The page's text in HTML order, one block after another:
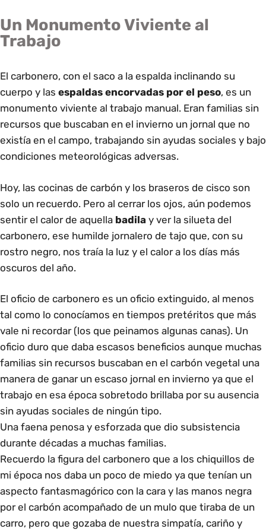
Un Monumento Viviente al
Trabajo
El carbonero, con el saco a la espalda inclinando su
cuerpo y las espaldas encorvadas por el peso, es un
monumento viviente al trabajo manual. Eran familias sin
recursos que buscaban en el invierno un jornal que no
existía en el campo, trabajando sin ayudas sociales y bajo
condiciones meteorológicas adversas.
Hoy, las cocinas de carbón y los braseros de cisco son
solo un recuerdo. Pero al cerrar los ojos, aún podemos
sentir el calor de aquella badila y ver la silueta del
carbonero, ese humilde jornalero de tajo que, con su
rostro negro, nos traía la luz y el calor a los días más
oscuros del año.
El oficio de carbonero es un oficio extinguido, al menos
tal como lo conocíamos en tiempos pretéritos que más
vale ni recordar (los que peinamos algunas canas). Un
oficio duro que daba escasos beneficios aunque muchas
familias sin recursos buscaban en el carbón vegetal una
manera de ganar un escaso jornal en invierno ya que el
trabajo en esa época sobretodo brillaba por su ausencia
sin ayudas sociales de ningún tipo.
Una faena penosa y esforzada que dio subsistencia
durante décadas a muchas familias.
Recuerdo la figura del carbonero que a los chiquillos de
mi época nos daba un poco de miedo ya que tenían un
aspecto fantasmagórico con la cara y las manos negra
por el carbón acompañado de un mulo que tiraba de un
carro, pero que gozaba de nuestra simpatía, cariño y